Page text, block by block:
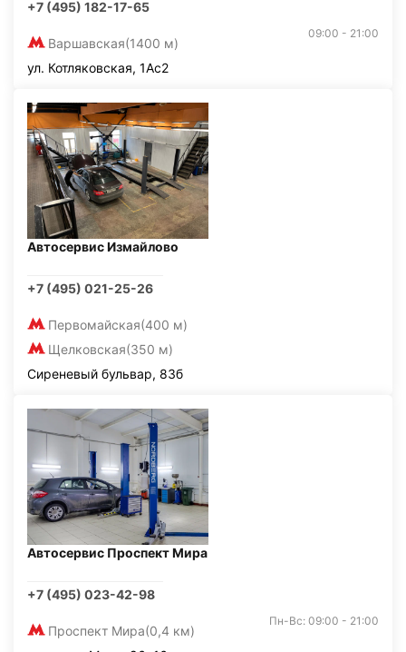
+7 (495) 182-17-65
Варшавская(1400 м)
09:00 - 21:00
ул. Котляковская, 1Ас2
Автосервис Измайлово
+7 (495) 021-25-26
Первомайская(400 м)
Щелковская(350 м)
Сиреневый бульвар, 83б
Автосервис Проспект Мира
+7 (495) 023-42-98
Проспект Мира(0,4 км)
Пн-Вс: 09:00 - 21:00